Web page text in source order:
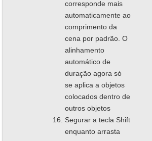
corresponde mais
automaticamente ao
comprimento da
cena por padrão. O
alinhamento
automático de
duração agora só
se aplica a objetos
colocados dentro de
outros objetos
Segurar a tecla Shift
enquanto arrasta